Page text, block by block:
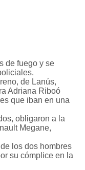
de fuego y se
de Lanús,
Adriana Riboó
que iban en una
obligaron a la
Megane,
los dos hombres
su cómplice en la